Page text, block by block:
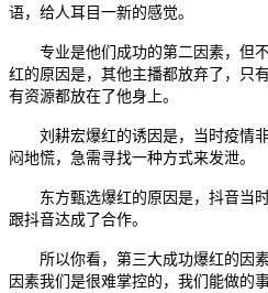
语，给人耳目一新的感觉。
专业是他们成功的第二因素，但
红的原因是，其他主播都放弃了，只
有资源都放在了他身上。
刘耕宏爆红的诱因是，当时疫情
闷地慌，急需寻找一种方式来发泄。
东方甄选爆红的原因是，抖音当
跟抖音达成了合作。
所以你看，第三大成功爆红的因
因素我们是很难掌控的，我们能做的